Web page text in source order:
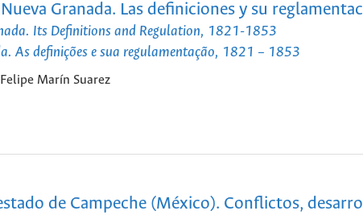
Granada. Las definiciones y su
Its Definitions and Regulation, 1821-1853
As definições e sua regulamentação, 1821 – 1853
Marín Suarez
de Campeche (México). Conflictos,